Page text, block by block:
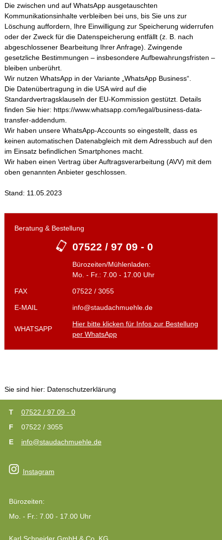
Die zwischen und auf WhatsApp ausgetauschten
Kommunikationsinhalte verbleiben bei uns, bis Sie uns zur
Löschung auffordern, Ihre Einwilligung zur Speicherung widerrufen
oder der Zweck für die Datenspeicherung entfällt (z. B. nach
abgeschlossener Bearbeitung Ihrer Anfrage). Zwingende
gesetzliche Bestimmungen – insbesondere Aufbewahrungsfristen –
bleiben unberührt.
Wir nutzen WhatsApp in der Variante „WhatsApp Business“.
Die Datenübertragung in die USA wird auf die
Standardvertragsklauseln der EU-Kommission gestützt. Details
finden Sie hier: https://www.whatsapp.com/legal/business-data-
transfer-addendum
Wir haben unsere WhatsApp-Accounts so eingestellt, dass es
keinen automatischen Datenabgleich mit dem Adressbuch auf den
im Einsatz befindlichen Smartphones macht.
Wir haben einen Vertrag über Auftragsverarbeitung (AVV) mit dem
oben genannten Anbieter geschlossen.
Stand: 11.05.2023
Beratung & Bestellung
07522 / 97 09 - 0
Bürozeiten/Mühlenladen:
Mo. - Fr.: 7.00 - 17.00 Uhr
FAX 07522 / 3055
E-MAIL info@staudachmuehle.de
WHATSAPP
Hier bitte klicken für Infos zur Bestellung
per WhatsApp
Sie sind hier: Datenschutzerklärung
07522 / 97 09 - 0
07522 / 3055
info@staudachmuehle.de
Instagram
Bürozeiten:
Mo. - Fr.: 7.00 - 17.00 Uhr